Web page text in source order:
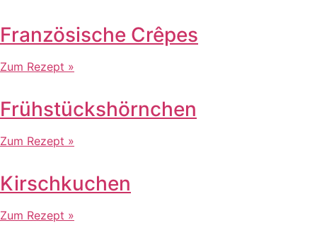
Französische Crêpes
Zum Rezept »
Frühstückshörnchen
Zum Rezept »
Kirschkuchen
Zum Rezept »